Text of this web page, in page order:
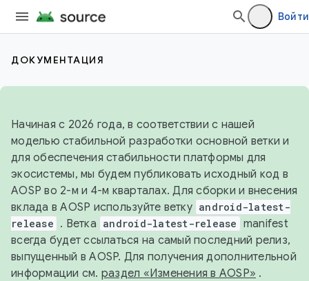
Войти
ДОКУМЕНТАЦИЯ
Начиная с 2026 года, в соответствии с нашей
моделью стабильной разработки основной ветки и
для обеспечения стабильности платформы для
экосистемы, мы будем публиковать исходный код в
AOSP во 2-м и 4-м кварталах. Для сборки и внесения
вклада в AOSP используйте ветку android-latest-
release . Ветка android-latest-release manifest
всегда будет ссылаться на самый последний релиз,
выпущенный в AOSP. Для получения дополнительной
информации см. раздел «Изменения в AOSP» .